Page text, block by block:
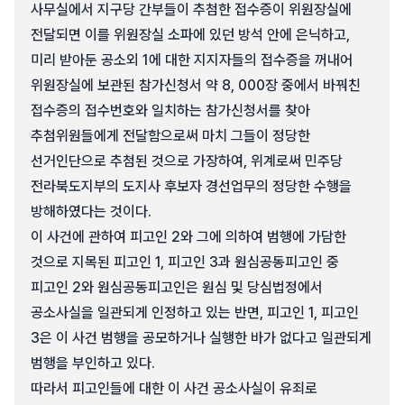
사무실에서 지구당 간부들이 추첨한 접수증이 위원장실에
전달되면 이를 위원장실 소파에 있던 방석 안에 은닉하고,
미리 받아둔 공소외 1에 대한 지지자들의 접수증을 꺼내어
위원장실에 보관된 참가신청서 약 8, 000장 중에서 바꿔친
접수증의 접수번호와 일치하는 참가신청서를 찾아
추첨위원들에게 전달함으로써 마치 그들이 정당한
선거인단으로 추첨된 것으로 가장하여, 위계로써 민주당
전라북도지부의 도지사 후보자 경선업무의 정당한 수행을
방해하였다는 것이다.
이 사건에 관하여 피고인 2와 그에 의하여 범행에 가담한
것으로 지목된 피고인 1, 피고인 3과 원심공동피고인 중
피고인 2와 원심공동피고인은 원심 및 당심법정에서
공소사실을 일관되게 인정하고 있는 반면, 피고인 1, 피고인
3은 이 사건 범행을 공모하거나 실행한 바가 없다고 일관되게
범행을 부인하고 있다.
따라서 피고인들에 대한 이 사건 공소사실이 유죄로